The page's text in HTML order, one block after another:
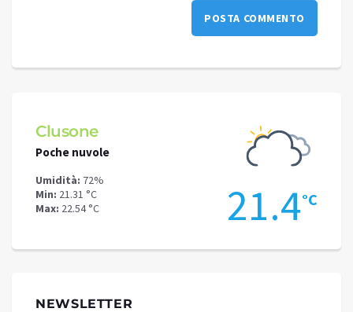
Clusone
Poche nuvole
Umidità: 72%
Min: 21.31 °C
Max: 22.54 °C 21.4°C
NEWSLETTER